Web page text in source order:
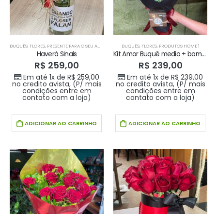
BUQUÊS, FLORES, PRESENTE PARA O SEU AMOR PRODUTOS HOME 1
Haverá Sinais
R$ 259,00
Em até 1x deR$ 259,00
no credito avista, (P/ mais
condições entre em
contato com a loja)
ADICIONAR AO CARRINHO
BUQUÊS, FLORES, PRODUTOS HOME 1
Kit Amor Buquê medio + bombom
R$ 239,00
Em até 1x deR$ 239,00
no credito avista, (P/ mais
condições entre em
contato com a loja)
ADICIONAR AO CARRINHO